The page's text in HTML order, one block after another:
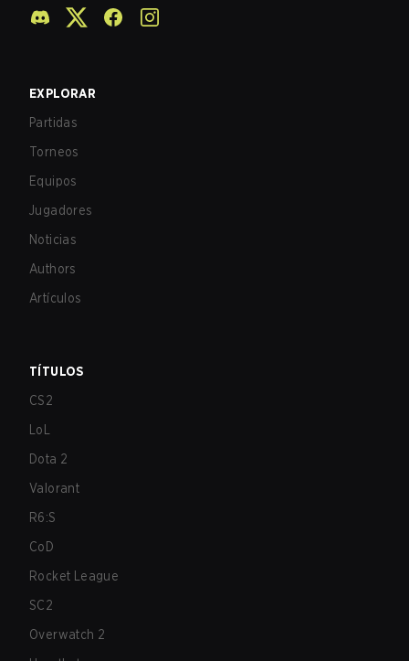
EXPLORAR
Partidas
Torneos
Equipos
Jugadores
Noticias
Authors
Artículos
TÍTULOS
CS2
LoL
Dota 2
Valorant
R6:S
CoD
Rocket League
SC2
Overwatch 2